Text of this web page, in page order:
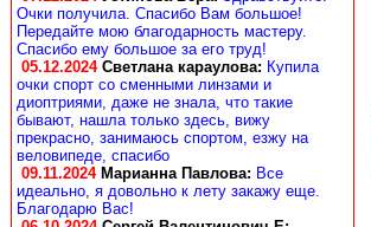
Очки получила. Спасибо Вам большое!
Передайте мою благодарность мастеру.
Спасибо ему большое за его труд!
05.12.2024 Светлана караулова: Купила
очки спорт со сменными линзами и
диоптриями, даже не знала, что такие
бывают, нашла только здесь, вижу
прекрасно, занимаюсь спортом, езжу на
веловипеде, спасибо
09.11.2024 Марианна Павлова: Все
идеально, я довольно к лету закажу еще.
Благодарю Вас!